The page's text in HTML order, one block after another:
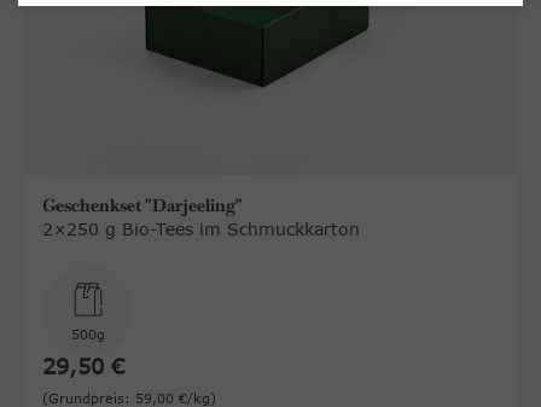
Geschenkset "Darjeeling"
2×250 g Bio-Tees im Schmuckkarton
500g
29,50 €
(Grundpreis: 59,00 €/kg)